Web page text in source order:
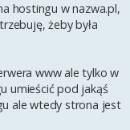
hostingu w nazwa.pl,
żeby była
www ale tylko w
umieścić pod jakąś
ale wtedy strona jest